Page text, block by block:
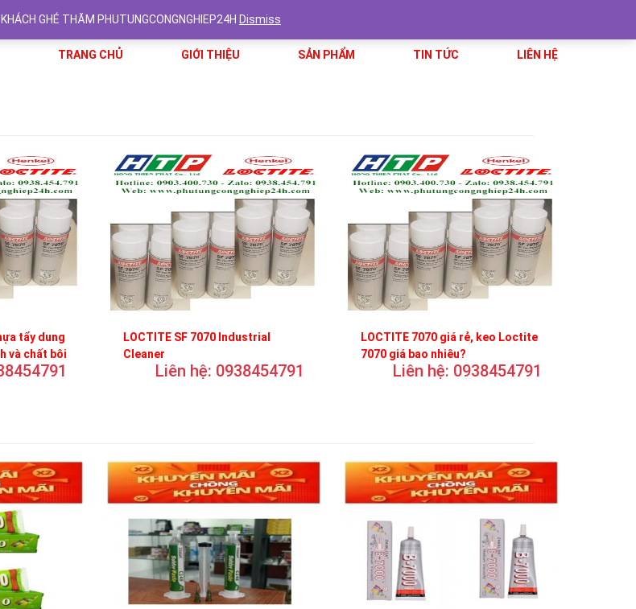
TRANG CHỦ GIỚI THIỆU SẢN PHẨM TIN TỨC LIÊN HỆ
tẩy dung
và chất bôi
LOCTITE SF 7070 Industrial
Cleaner
Liên hệ: 0938454791
LOCTITE 7070 giá rẻ, keo Loctite
7070 giá bao nhiêu?
Liên hệ: 0938454791
GHÉ THĂM PHUTUNGCONGNGHIEP24H Dismiss